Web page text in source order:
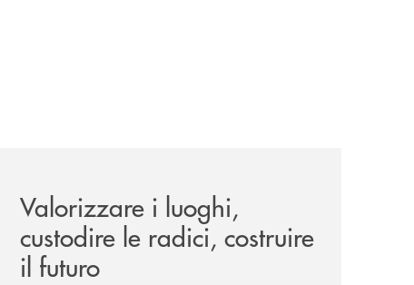
Valorizzare i luoghi,
custodire le radici, costruire
il futuro